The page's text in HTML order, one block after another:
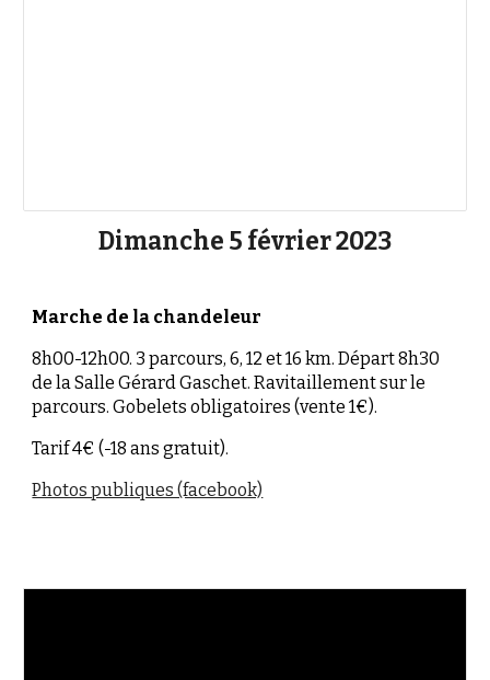
Dimanche 5 février 2023
Marche de la chandeleur
8h00-12h00. 3 parcours, 6, 12 et 16 km. Départ 8h30
de la Salle Gérard Gaschet. Ravitaillement sur le
parcours. Gobelets obligatoires (vente 1€).
Tarif 4€ (-18 ans gratuit).
Photos publiques (facebook)